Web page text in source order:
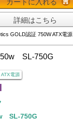
カートに入れる
詳細はこちら
GOLD認証 750W ATX電源
ATX電源
SL-750G